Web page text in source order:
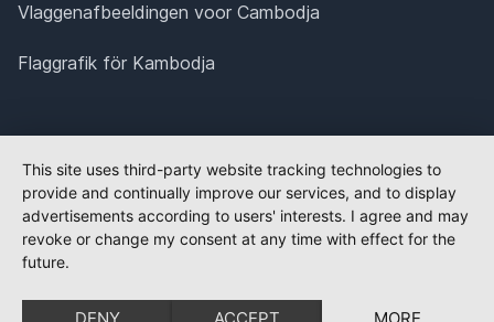
Vlaggenafbeeldingen voor Cambodja
Flaggrafik för Kambodja
This site uses third-party website tracking technologies to
provide and continually improve our services, and to display
advertisements according to users' interests. I agree and may
revoke or change my consent at any time with effect for the
future.